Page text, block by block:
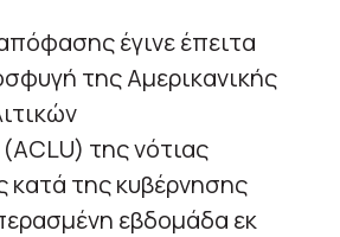
έγινε έπειτα
της Αμερικανικής
της νότιας
κατά της κυβέρνησης
εβδομάδα εκ